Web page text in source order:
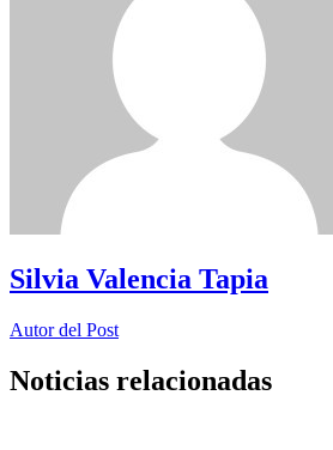
Silvia Valencia Tapia
Autor del Post
Noticias relacionadas